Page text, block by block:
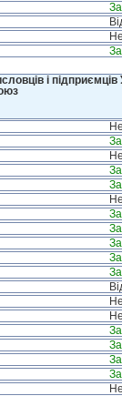
За
За
і підприємців
За
За
За
За
За
За
За
За
За
За
За
За